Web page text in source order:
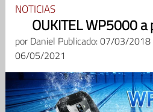
NOTICIAS
OUKITEL WP5000
porDaniel Publicado: 07/03/2018
06/05/2021